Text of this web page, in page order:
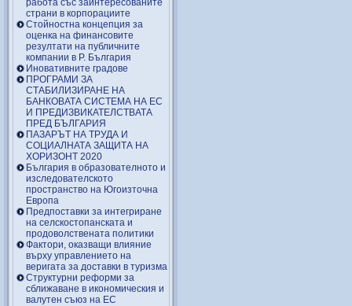
страни в корпорациите
Стойностна концепция за
оценка на финансовите
резултати на публичните
компании в Р. България
Иновативните градове
ПРОГРАМИ ЗА
СТАБИЛИЗИРАНЕ НА
БАНКОВАТА СИСТЕМА НА ЕС
И ПРЕДИЗВИКАТЕЛСТВАТА
ПРЕД БЪЛГАРИЯ
ПАЗАРЪТ НА ТРУДА И
СОЦИАЛНАТА ЗАЩИТА НА
ХОРИЗОНТ 2020
България в образователното и
изследователското
пространство на Югоизточна
Европа
Предпоставки за интегриране
на селскостопанската и
продоволствената политики
Фактори, оказващи влияние
върху управлението на
веригата за доставки в туризма
Структурни реформи за
сближаване в икономическия и
валутен съюз на ЕС